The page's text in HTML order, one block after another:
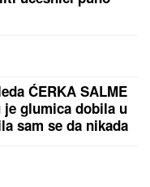
ĆERKA SALME
je glumica dobila u
sam se da nikada